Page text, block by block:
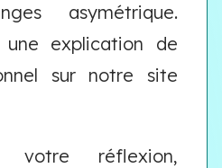
asymétrique.
une explication de
sur notre site
votre réflexion,